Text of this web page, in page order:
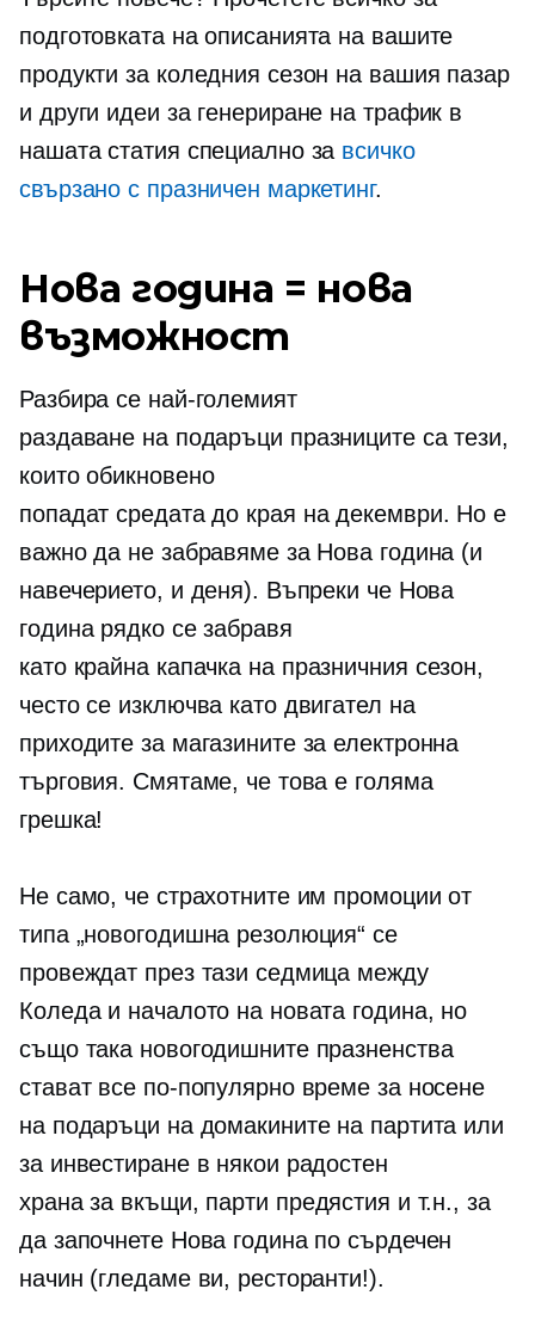
подготовката на описанията на вашите
продукти за коледния сезон на вашия пазар
и други идеи за генериране на трафик в
нашата статия специално за всичко
свързано с празничен маркетинг.
Нова година = нова
възможност
Разбира се най-големият
раздаване на подаръци празниците са тези,
които обикновено
попадатсредата до края на декември. Но е
важно да не забравяме за Нова година (и
навечерието, и деня). Въпреки че Нова
година рядко се забравя
като крайна капачкана празничния сезон,
често се изключва като двигател на
приходите за магазините за електронна
търговия. Смятаме, че това е голяма
грешка!
Не само, че страхотните им промоции от
типа „новогодишна резолюция“ се
провеждат през тази седмица между
Коледа и началото на новата година, но
също така новогодишните празненства
стават все по-популярно време за носене
на подаръци на домакините на партита или
за инвестиране в някои радостен
храна за вкъщи, парти предястия и т.н., за
да започнете Нова година по сърдечен
начин (гледаме ви, ресторанти!).